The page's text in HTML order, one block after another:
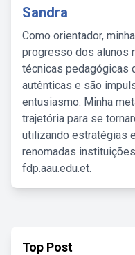
Sandra
Como orientador,
progresso dos alunos
técnicas pedagógicas
autênticas e são
entusiasmo. Minha
trajetória para se
utilizando estratégias
renomadas
fdp.aau.edu.et.
Top Post